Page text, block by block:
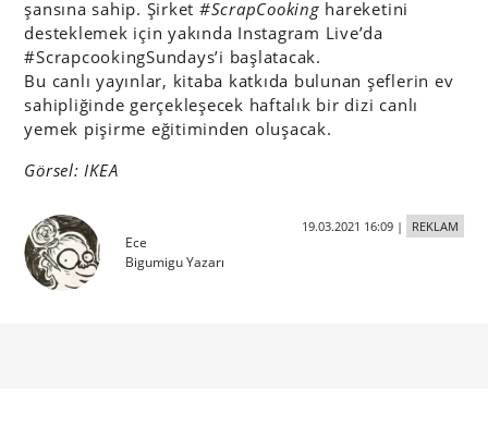
şansına sahip. Şirket #ScrapCooking hareketini
desteklemek için yakında Instagram Live’da
#ScrapcookingSundays’i başlatacak.
Bu canlı yayınlar, kitaba katkıda bulunan şeflerin ev
sahipliğinde gerçekleşecek haftalık bir dizi canlı
yemek pişirme eğitiminden oluşacak.
Görsel: IKEA
Ece
Bigumigu Yazarı
19.03.2021 16:09| REKLAM